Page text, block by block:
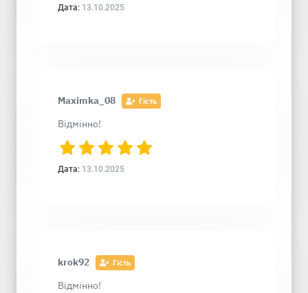
Дата: 13.10.2025
Maximka_08 Гість
Відмінно!
Дата: 13.10.2025
krok92 Гість
Відмінно!